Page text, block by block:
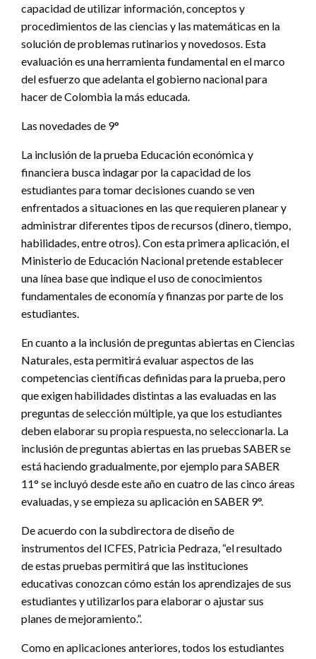
capacidad de utilizar información, conceptos y
procedimientos de las ciencias y las matemáticas en la
solución de problemas rutinarios y novedosos. Esta
evaluación es una herramienta fundamental en el marco
del esfuerzo que adelanta el gobierno nacional para
hacer de Colombia la más educada.
Las novedades de 9°
La inclusión de la prueba Educación económica y
financiera busca indagar por la capacidad de los
estudiantes para tomar decisiones cuando se ven
enfrentados a situaciones en las que requieren planear y
administrar diferentes tipos de recursos (dinero, tiempo,
habilidades, entre otros). Con esta primera aplicación, el
Ministerio de Educación Nacional pretende establecer
una línea base que indique el uso de conocimientos
fundamentales de economía y finanzas por parte de los
estudiantes.
En cuanto a la inclusión de preguntas abiertas en Ciencias
Naturales, esta permitirá evaluar aspectos de las
competencias científicas definidas para la prueba, pero
que exigen habilidades distintas a las evaluadas en las
preguntas de selección múltiple, ya que los estudiantes
deben elaborar su propia respuesta, no seleccionarla. La
inclusión de preguntas abiertas en las pruebas SABER se
está haciendo gradualmente, por ejemplo para SABER
11° se incluyó desde este año en cuatro de las cinco áreas
evaluadas, y se empieza su aplicación en SABER 9°.
De acuerdo con la subdirectora de diseño de
instrumentos del ICFES, Patricia Pedraza, “el resultado
de estas pruebas permitirá que las instituciones
educativas conozcan cómo están los aprendizajes de sus
estudiantes y utilizarlos para elaborar o ajustar sus
planes de mejoramiento.”.
Como en aplicaciones anteriores, todos los estudiantes